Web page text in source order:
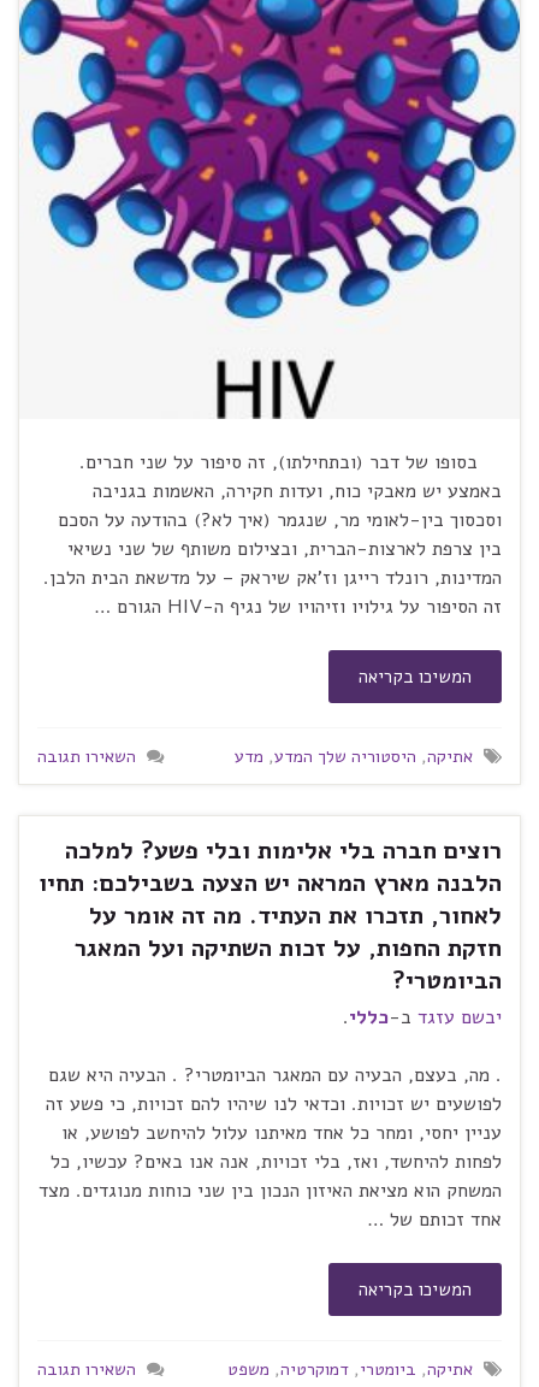
בסופו של דבר (ובתחילתו), זה סיפור על שני חברים.
באמצע יש מאבקי כוח, ועדות חקירה, האשמות בגניבה
וסכסוך בין-לאומי מר, שנגמר (איך לא?) בהודעה על הסכם
בין צרפת לארצות-הברית, ובצילום משותף של שני נשיאי
המדינות, רונלד רייגן וז'אק שיראק – על מדשאת הבית הלבן.
זה הסיפור על גילויו וזיהויו של נגיף ה-HIV הגורם …
המשיכו בקריאה
אתיקה, היסטוריה שלך המדע, מדע השאירו תגובה
רוצים חברה בלי אלימות ובלי פשע? למלכה
הלבנה מארץ המראה יש הצעה בשבילכם: תחיו
לאחור, תזכרו את העתיד. מה זה אומר על
חזקת החפות, על זכות השתיקה ועל המאגר
הביומטרי?
יבשם עזגד ב-כללי.
. מה, בעצם, הבעיה עם המאגר הביומטרי? . הבעיה היא שגם
לפושעים יש זכויות. וכדאי לנו שיהיו להם זכויות, כי פשע זה
עניין יחסי, ומחר כל אחד מאיתנו עלול להיחשב לפושע, או
לפחות להיחשד, ואז, בלי זכויות, אנה אנו באים? עכשיו, כל
המשחק הוא מציאת האיזון הנכון בין שני כוחות מנוגדים. מצד
אחד זכותם של …
המשיכו בקריאה
אתיקה, ביומטרי, דמוקרטיה, משפט השאירו תגובה